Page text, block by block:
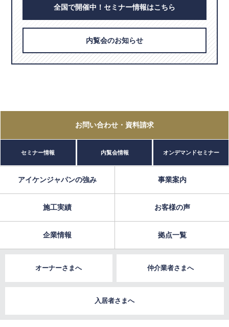
全国で開催中！セミナー情報はこちら
内覧会のお知らせ
お問い合わせ ・資料請求
セミナー情報 内覧会情報 オンデマンドセミナー
アイケンジャパンの強み 事業案内
施工実績 お客様の声
企業情報 拠点一覧
オーナーさまへ 仲介業者さまへ
入居者さまへ